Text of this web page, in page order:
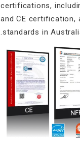
certifications,
and CE
standards in